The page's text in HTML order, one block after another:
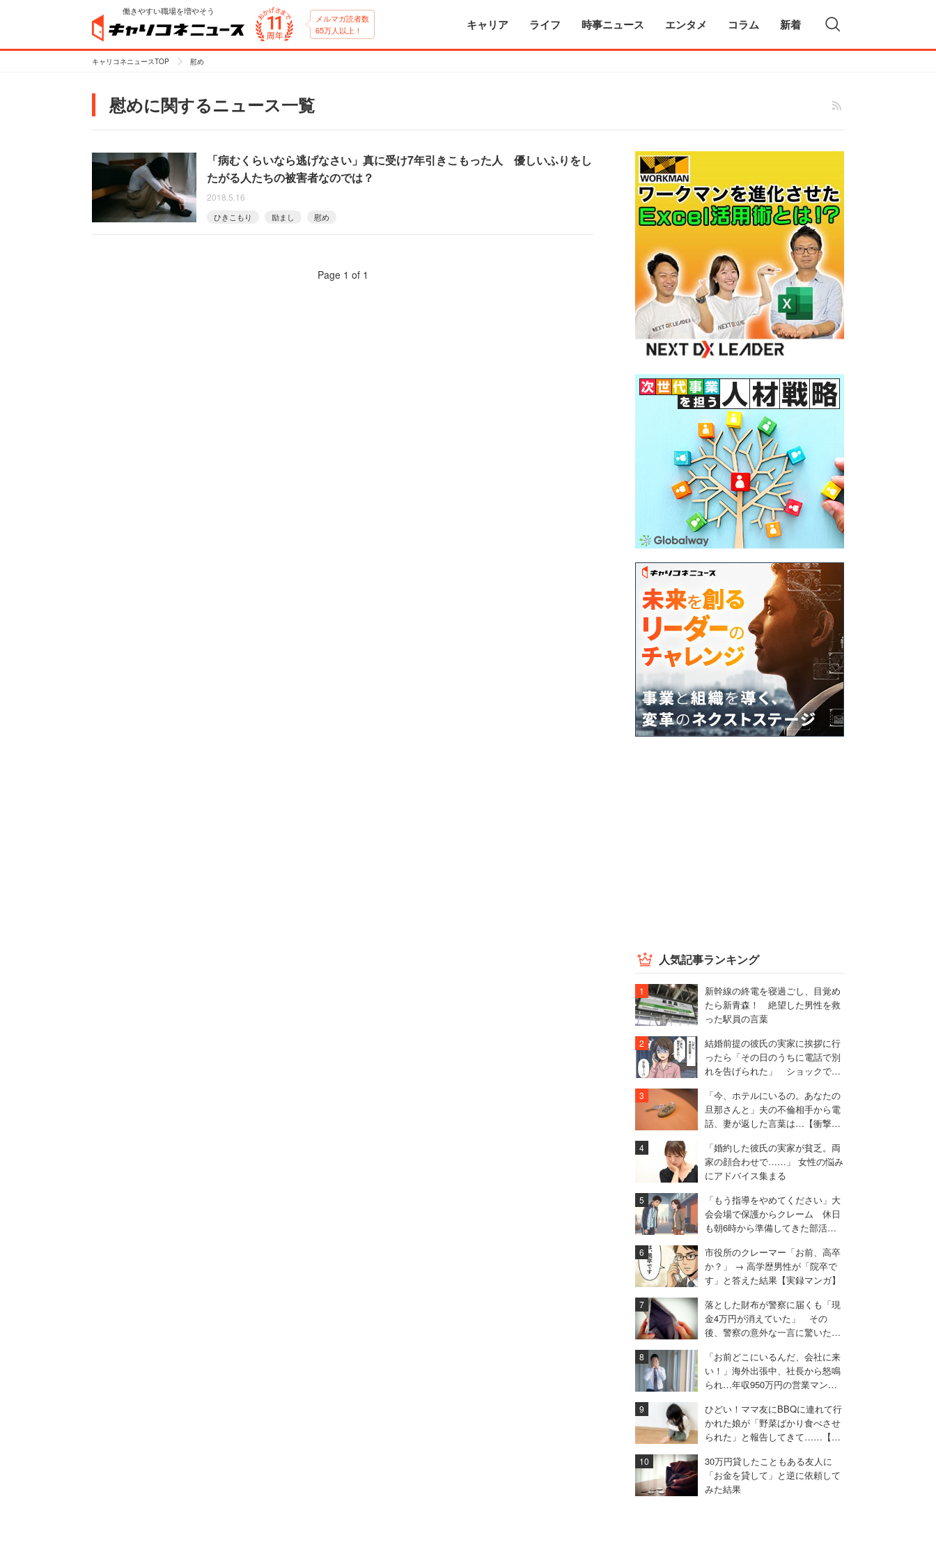
働きやすい職場を増やそう
メルマガ読者数
65万人以上！
キャリア ライフ 時事ニュース エンタメ コラム 新着
キャリコネニュースTOP 慰め
慰めに関するニュース一覧
「病むくらいなら逃げなさい」真に受け7年引きこもった人 優しいふりをし
たがる人たちの被害者なのでは？
2018.5.16
ひきこもり 励まし 慰め
Page 1 of 1
人気記事ランキング
新幹線の終電を寝過ごし、目覚め
たら新青森！ 絶望した男性を救
った駅員の言葉
結婚前提の彼氏の実家に挨拶に行
ったら「その日のうちに電話で別
れを告げられた」 ショックで1
「今、ホテルにいるの。あなたの
旦那さんと」夫の不倫相手から電
話、妻が返した言葉は…【衝撃エ
「婚約した彼氏の実家が貧乏。両
家の顔合わせで……」 女性の悩み
にアドバイス集まる
「もう指導をやめてください」大
会会場で保護からクレーム 休日
も朝6時から準備してきた部活動
市役所のクレーマー「お前、高卒
か？」 → 高学歴男性が「院卒で
す」と答えた結果【実録マンガ】
落とした財布が警察に届くも「現
金4万円が消えていた」 その
後、警察の意外な一言に驚いた女
「お前どこにいるんだ、会社に来
い！」海外出張中、社長から怒鳴
られ…年収950万円の営業マンが
ひどい！ママ友にBBQに連れて行
かれた娘が「野菜ばかり食べさせ
られた」と報告してきて……【前
30万円貸したこともある友人に
「お金を貸して」と逆に依頼して
みた結果